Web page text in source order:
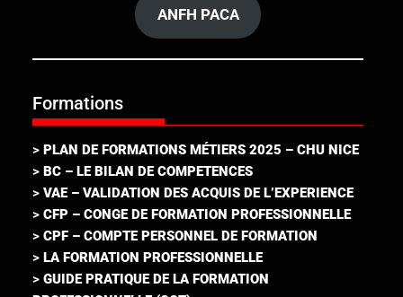
ANFH PACA
Formations
> PLAN DE FORMATIONS MÉTIERS 2025 – CHU NICE
> BC – LE BILAN DE COMPETENCES
> VAE – VALIDATION DES ACQUIS DE L’EXPERIENCE
> CFP – CONGE DE FORMATION PROFESSIONNELLE
> CPF – COMPTE PERSONNEL DE FORMATION
> LA FORMATION PROFESSIONNELLE
> GUIDE PRATIQUE DE LA FORMATION